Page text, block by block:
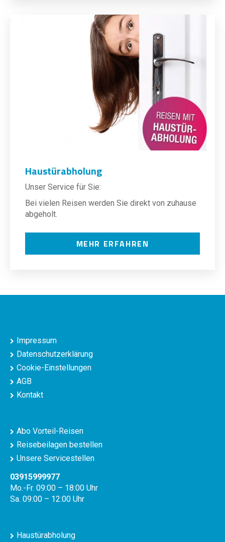
Haustürabholung
Unser Service für Sie:
Bei vielen Reisen werden Sie direkt von zuhause
abgeholt.
MEHR ERFAHREN
Impressum
Datenschutzerklärung
Cookie-Einstellungen
AGB
Kontakt
Abo Vorteil-Reisen
Reisebeilagen bestellen
Unsere Servicestellen
03915999977
Mo.-Fr. 09:00 – 18:00 Uhr
Sa. 09:00 – 12:00 Uhr
Haustürabholung